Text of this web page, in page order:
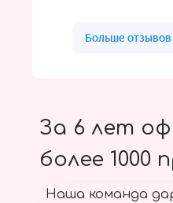
За 6 лет
более 1000
Наша команда